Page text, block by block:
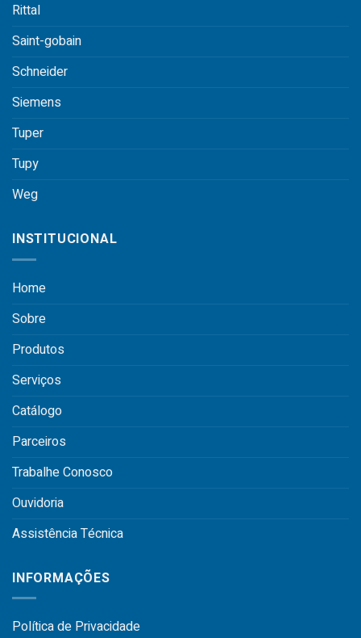
Rittal
Saint-gobain
Schneider
Siemens
Tuper
Tupy
Weg
INSTITUCIONAL
Home
Sobre
Produtos
Serviços
Catálogo
Parceiros
Trabalhe Conosco
Ouvidoria
Assistência Técnica
INFORMAÇÕES
Política de Privacidade